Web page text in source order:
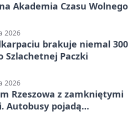
Akademia Czasu Wolnego
2026
brakuje niemal 300
Szlachetnej Paczki
2026
Rzeszowa z zamkniętymi
Autobusy pojadą